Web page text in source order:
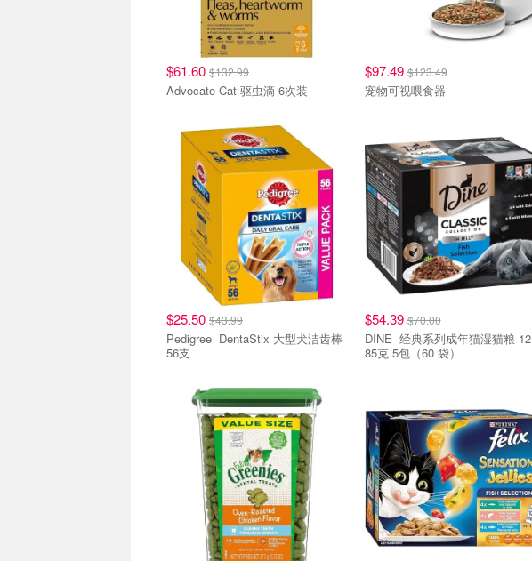
$61.60 $132.99
Advocate Cat 驱虫滴 6次装
$97.49$123.49
宠物可视喂食器
$25.50 $43.99
Pedigree DentaStix 大型犬洁齿棒
56支
$54.39$70.00
DINE 经典系列成年猫湿猫粮 12 x
85克 5包（60 袋）